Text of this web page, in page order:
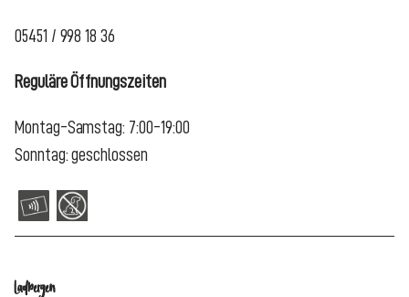
05451 / 998 18 36
Reguläre Öffnungszeiten
Montag-Samstag: 7:00-19:00
Sonntag: geschlossen
Ladbergen